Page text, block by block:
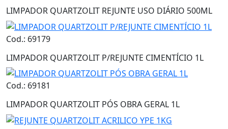
LIMPADOR QUARTZOLIT REJUNTE USO DIÁRIO 500ML
Cod.: 69179
LIMPADOR QUARTZOLIT P/REJUNTE CIMENTÍCIO 1L
Cod.: 69181
LIMPADOR QUARTZOLIT PÓS OBRA GERAL 1L